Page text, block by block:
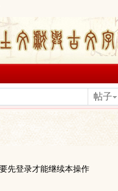
帖子
先登录才能继续本操作